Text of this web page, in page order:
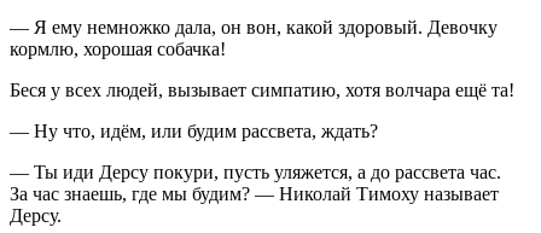
— Я ему немножко дала, он вон, какой здоровый. Девочку
кормлю, хорошая собачка!
Беся у всех людей, вызывает симпатию, хотя волчара ещё та!
— Ну что, идём, или будим рассвета, ждать?
— Ты иди Дерсу покури, пусть уляжется, а до рассвета час.
За час знаешь, где мы будим? — Николай Тимоху называет
Дерсу.